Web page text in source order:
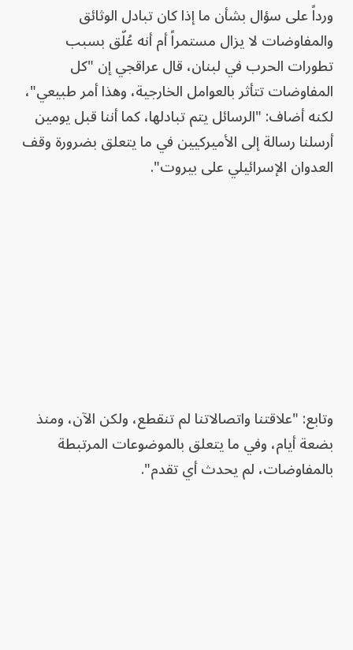
ورداً على سؤال بشأن ما إذا كان تبادل الوثائق
والمفاوضات لا يزال مستمراً أم أنه عُلّق بسبب
تطورات الحرب في لبنان، قال عراقجي إن "كل
المفاوضات تتأثر بالعوامل الخارجية، وهذا أمر طبيعي"،
لكنه أضاف: "الرسائل يتم تبادلها، كما أننا قبل يومين
أرسلنا رسالة إلى الأميركيين في ما يتعلق بضرورة وقف
العدوان الإسرائيلي على بيروت".
وتابع: "علاقتنا واتصالاتنا لم تنقطع، ولكن الآن، ومنذ
بضعة أيام، وفي ما يتعلق بالموضوعات المرتبطة
بالمفاوضات، لم يحدث أي تقدم".